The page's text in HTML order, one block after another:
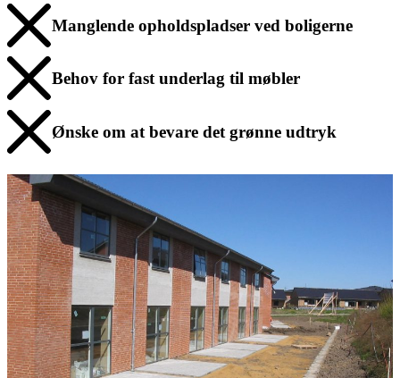
Manglende opholdspladser ved boligerne
Behov for fast underlag til møbler
Ønske om at bevare det grønne udtryk